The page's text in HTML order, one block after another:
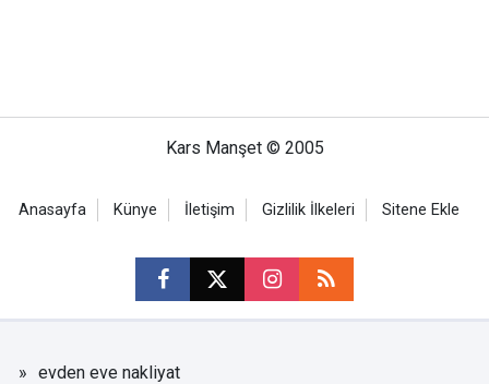
Kars Manşet © 2005
Anasayfa Künye İletişim Gizlilik İlkeleri Sitene Ekle
evden eve nakliyat